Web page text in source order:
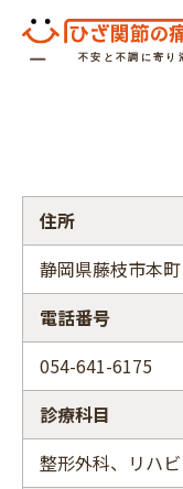
住所
静岡県藤枝市本
電話番号
054-641-6175
診療科目
整形外科、リハ